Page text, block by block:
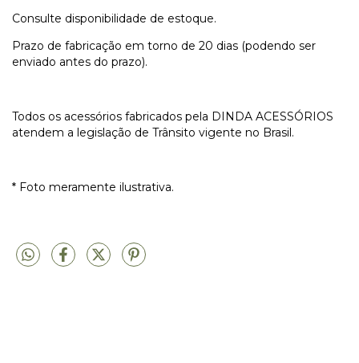
Consulte disponibilidade de estoque.
Prazo de fabricação em torno de 20 dias (podendo ser
enviado antes do prazo).
Todos os acessórios fabricados pela DINDA ACESSÓRIOS
atendem a legislação de Trânsito vigente no Brasil.
* Foto meramente ilustrativa.